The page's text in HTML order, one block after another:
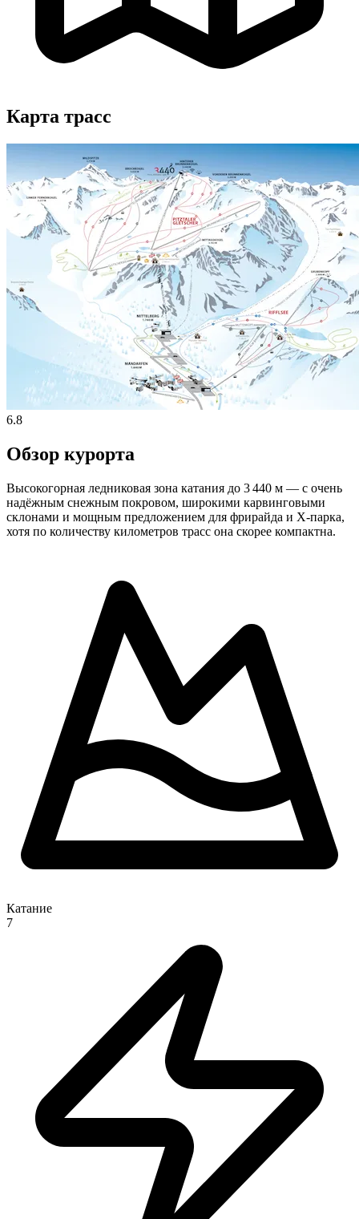
Карта трасс
6.8
Обзор курорта
Высокогорная ледниковая зона катания до 3 440 м — с очень
надёжным снежным покровом, широкими карвинговыми
склонами и мощным предложением для фрирайда и X‑парка,
хотя по количеству километров трасс она скорее компактна.
Катание
7